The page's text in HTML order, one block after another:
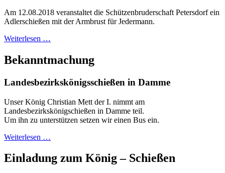
Am 12.08.2018 veranstaltet die Schützenbruderschaft Petersdorf ein
Adlerschießen mit der Armbrust für Jedermann.
Weiterlesen …
Bekanntmachung
Landesbezirkskönigsschießen in Damme
Unser König Christian Mett der I. nimmt am
Landesbezirkskönigschießen in Damme teil.
Um ihn zu unterstützen setzen wir einen Bus ein.
Weiterlesen …
Einladung zum König – Schießen